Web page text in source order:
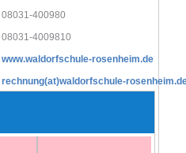
08031-400980
08031-4009810
www.waldorfschule-rosenheim.de
rechnung(at)waldorfschule-